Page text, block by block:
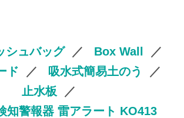
シュバッグ／ Box Wall
／
ド ／ 吸水式簡易土のう
／
止水板 ／
知警報器 雷アラート KO413